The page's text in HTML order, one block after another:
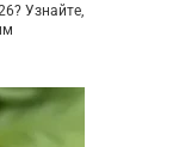
Узнайте,